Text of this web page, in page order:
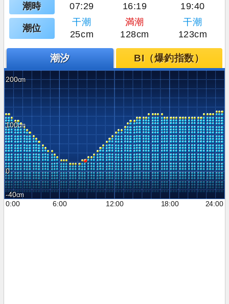
潮時 07:29 16:19 19:40
潮位
干潮 満潮
干潮
25cm
128cm 123cm
潮汐 BI（爆釣指数）
200
100
0
-40
0:00
6:00 12:00 18:00 24:00